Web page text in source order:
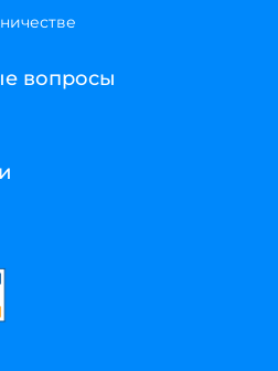
вопросы